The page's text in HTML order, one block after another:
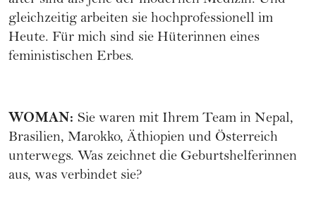
gleichzeitig arbeiten sie hochprofessionell im
Heute. Für mich sind sie Hüterinnen eines
feministischen Erbes.
WOMAN: Sie waren mit Ihrem Team in Nepal,
Brasilien, Marokko, Äthiopien und Österreich
unterwegs. Was zeichnet die Geburtshelferinnen
aus, was verbindet sie?